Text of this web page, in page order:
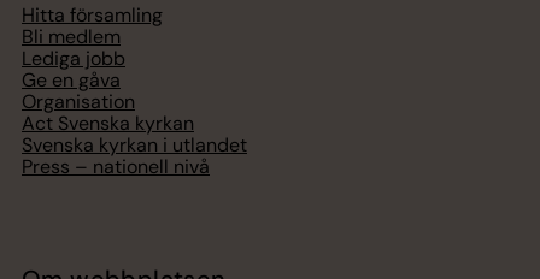
Hitta församling
Bli medlem
Lediga jobb
Ge en gåva
Organisation
Act Svenska kyrkan
Svenska kyrkan i utlandet
Press – nationell nivå